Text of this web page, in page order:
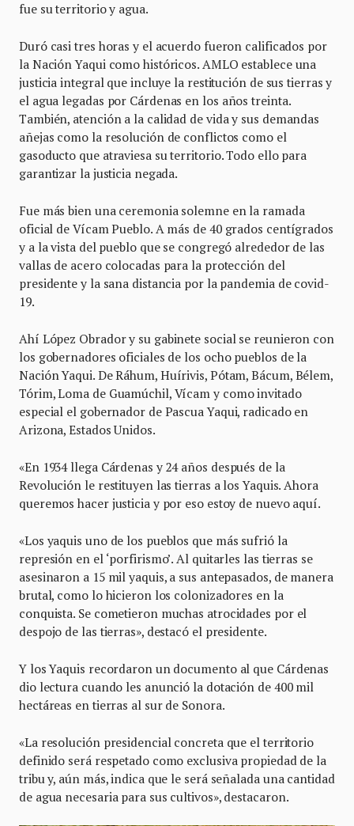
fue su territorio y agua.
Duró casi tres horas y el acuerdo fueron calificados por
la Nación Yaqui como históricos. AMLO establece una
justicia integral que incluye la restitución de sus tierras y
el agua legadas por Cárdenas en los años treinta.
También, atención a la calidad de vida y sus demandas
añejas como la resolución de conflictos como el
gasoducto que atraviesa su territorio. Todo ello para
garantizar la justicia negada.
Fue más bien una ceremonia solemne en la ramada
oficial de Vícam Pueblo. A más de 40 grados centígrados
y a la vista del pueblo que se congregó alrededor de las
vallas de acero colocadas para la protección del
presidente y la sana distancia por la pandemia de covid-
19.
Ahí López Obrador y su gabinete social se reunieron con
los gobernadores oficiales de los ocho pueblos de la
Nación Yaqui. De Ráhum, Huírivis, Pótam, Bácum, Bélem,
Tórim, Loma de Guamúchil, Vícam y como invitado
especial el gobernador de Pascua Yaqui, radicado en
Arizona, Estados Unidos.
«En 1934 llega Cárdenas y 24 años después de la
Revolución le restituyen las tierras a los Yaquis. Ahora
queremos hacer justicia y por eso estoy de nuevo aquí.
«Los yaquis uno de los pueblos que más sufrió la
represión en el ‘porfirismo’. Al quitarles las tierras se
asesinaron a 15 mil yaquis, a sus antepasados, de manera
brutal, como lo hicieron los colonizadores en la
conquista. Se cometieron muchas atrocidades por el
despojo de las tierras», destacó el presidente.
Y los Yaquis recordaron un documento al que Cárdenas
dio lectura cuando les anunció la dotación de 400 mil
hectáreas en tierras al sur de Sonora.
«La resolución presidencial concreta que el territorio
definido será respetado como exclusiva propiedad de la
tribu y, aún más, indica que le será señalada una cantidad
de agua necesaria para sus cultivos», destacaron.